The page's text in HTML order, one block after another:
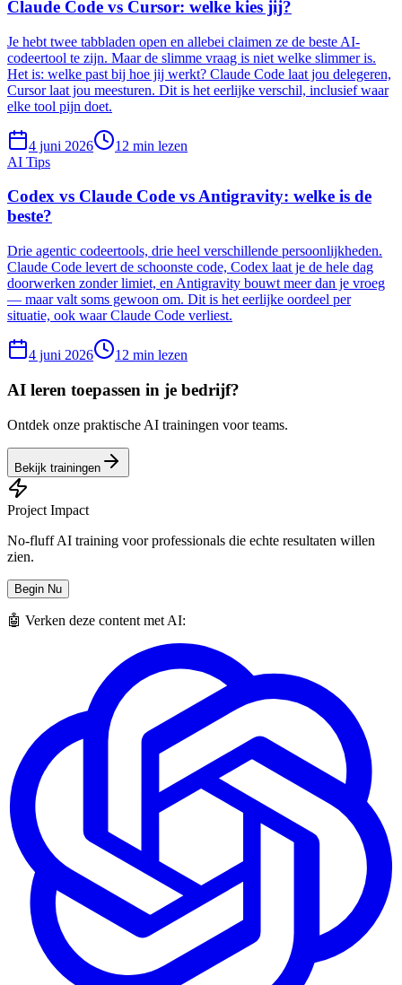
Claude Code vs Cursor: welke kies jij?
Je hebt twee tabbladen open en allebei claimen ze de beste AI-
codeertool te zijn. Maar de slimme vraag is niet welke slimmer is.
Het is: welke past bij hoe jij werkt? Claude Code laat jou delegeren,
Cursor laat jou meesturen. Dit is het eerlijke verschil, inclusief waar
elke tool pijn doet.
4 juni 2026 12 min lezen
AI Tips
Codex vs Claude Code vs Antigravity: welke is de
beste?
Drie agentic codeertools, drie heel verschillende persoonlijkheden.
Claude Code levert de schoonste code, Codex laat je de hele dag
doorwerken zonder limiet, en Antigravity bouwt meer dan je vroeg
— maar valt soms gewoon om. Dit is het eerlijke oordeel per
situatie, ook waar Claude Code verliest.
4 juni 2026 12 min lezen
AI leren toepassen in je bedrijf?
Ontdek onze praktische AI trainingen voor teams.
Bekijk trainingen
Project Impact
No-fluff AI training voor professionals die echte resultaten willen
zien.
Begin Nu
🤖 Verken deze content met AI: